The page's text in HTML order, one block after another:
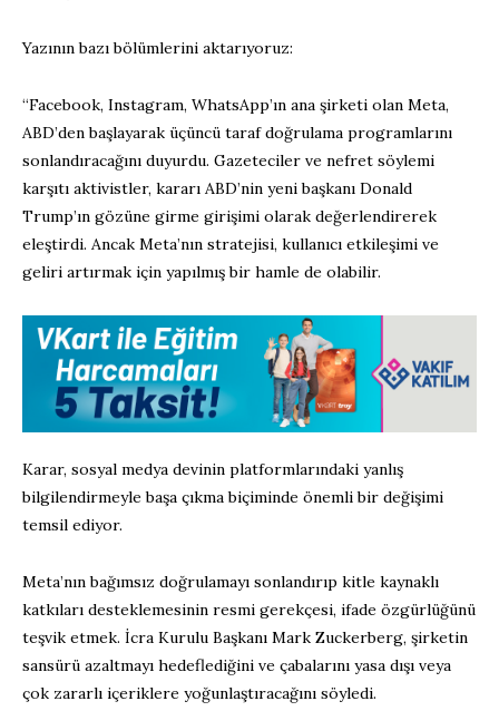
Yazının bazı bölümlerini aktarıyoruz:
“Facebook, Instagram, WhatsApp’ın ana şirketi olan Meta,
ABD’den başlayarak üçüncü taraf doğrulama programlarını
sonlandıracağını duyurdu. Gazeteciler ve nefret söylemi
karşıtı aktivistler, kararı ABD’nin yeni başkanı Donald
Trump’ın gözüne girme girişimi olarak değerlendirerek
eleştirdi. Ancak Meta’nın stratejisi, kullanıcı etkileşimi ve
geliri artırmak için yapılmış bir hamle de olabilir.
Karar, sosyal medya devinin platformlarındaki yanlış
bilgilendirmeyle başa çıkma biçiminde önemli bir değişimi
temsil ediyor.
Meta’nın bağımsız doğrulamayı sonlandırıp kitle kaynaklı
katkıları desteklemesinin resmi gerekçesi, ifade özgürlüğünü
teşvik etmek. İcra Kurulu Başkanı Mark Zuckerberg, şirketin
sansürü azaltmayı hedeflediğini ve çabalarını yasa dışı veya
çok zararlı içeriklere yoğunlaştıracağını söyledi.